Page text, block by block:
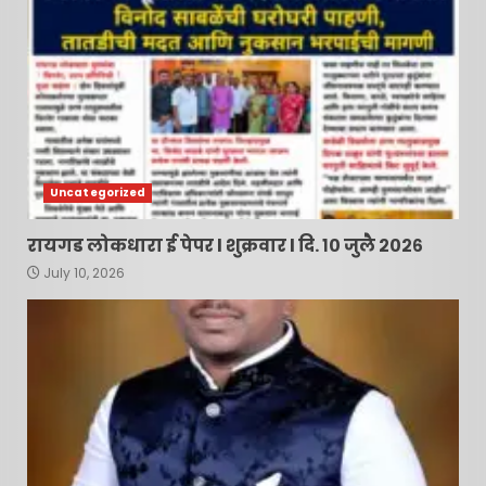
Uncategorized
रायगड लोकधारा ई पेपर l शुक्रवार l दि. १० जुलै २०२६
July 10, 2026